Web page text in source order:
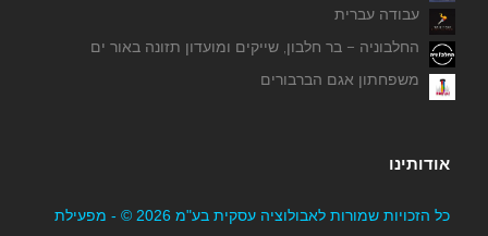
עבודה עברית
החלבוניה – בר חלבון, שייקים ומועדון תזונה באור ים
משפחתון אגם הברבורים
אודותינו
כל הזכויות שמורות לאבולוציה עסקית בע"מ 2026 © - מפעילת